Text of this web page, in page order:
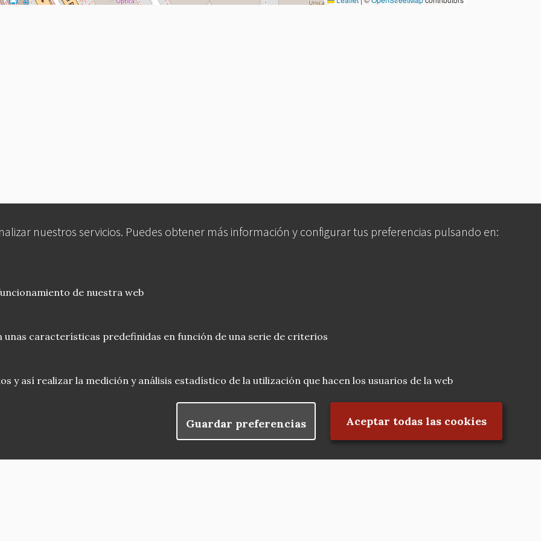
nuestros servicios. Puedes obtener más información y configurar tus preferencias pulsando en:
de nuestra web
unas características predefinidas en función de una serie de criterios
y así realizar la medición y análisis estadístico de la utilización que hacen los usuarios de la web
Guardar preferencias Aceptar todas las cookies
Rechazar el consentimiento